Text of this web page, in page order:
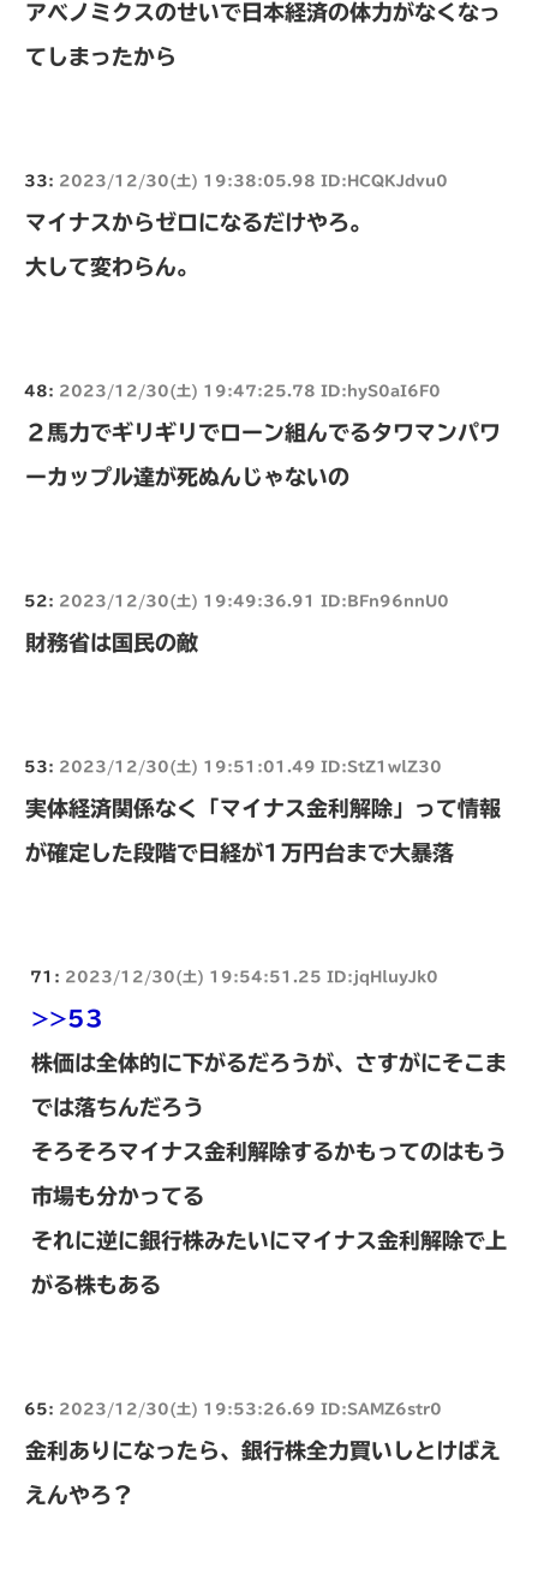
アベノミクスのせいで日本経済の体力がなくなっ
てしまったから
33: 2023/12/30(土) 19:38:05.98 ID:HCQKJdvu0
マイナスからゼロになるだけやろ。
大して変わらん。
48: 2023/12/30(土) 19:47:25.78 ID:hyS0aI6F0
２馬力でギリギリでローン組んでるタワマンパワ
ーカップル達が死ぬんじゃないの
52: 2023/12/30(土) 19:49:36.91 ID:BFn96nnU0
財務省は国民の敵
53: 2023/12/30(土) 19:51:01.49 ID:StZ1wlZ30
実体経済関係なく「マイナス金利解除」って情報
が確定した段階で日経が1万円台まで大暴落
71: 2023/12/30(土) 19:54:51.25 ID:jqHluyJk0
>>53
株価は全体的に下がるだろうが、さすがにそこま
では落ちんだろう
そろそろマイナス金利解除するかもってのはもう
市場も分かってる
それに逆に銀行株みたいにマイナス金利解除で上
がる株もある
65: 2023/12/30(土) 19:53:26.69 ID:SAMZ6str0
金利ありになったら、銀行株全力買いしとけばえ
えんやろ？